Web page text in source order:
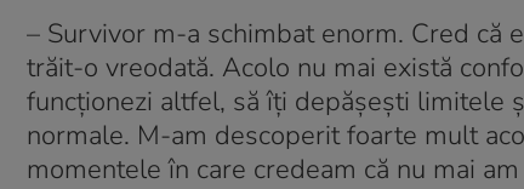
– Survivor m-a schimbat enorm. Cred că
trăit-o vreodată. Acolo nu mai există
funcționezi altfel, să îți depășești limitele
normale. M-am descoperit foarte mult
momentele în care credeam că nu mai